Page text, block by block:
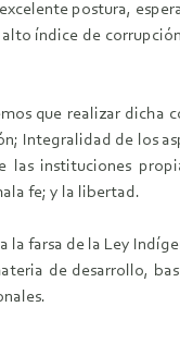
postura,
índice de
que realizar dicha
Integralidad de los
las instituciones
fe; y la libertad.
farsa de la Ley
de desarrollo,